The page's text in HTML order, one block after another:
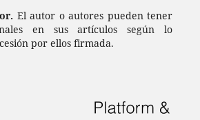
El autor o autores pueden tener
en sus artículos según lo
por ellos firmada.